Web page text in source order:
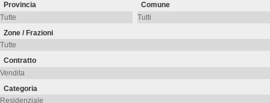
Provincia Comune
Zone / Frazioni
Contratto
Categoria